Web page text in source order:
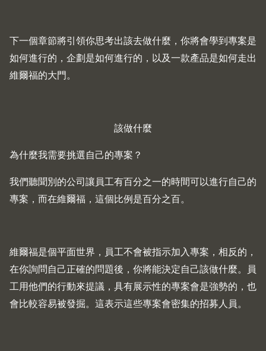
下一個章節將引領你思考出該去做什麼，你將會學到專案是
如何進行的，企劃是如何進行的，以及一款產品是如何走出
維爾福的大門。
該做什麼
為什麼我需要挑選自己的專案？
我們聽聞別的公司讓員工有百分之一的時間可以進行自己的
專案，而在維爾福，這個比例是百分之百。
維爾福是個平面世界，員工不會被指示加入專案，相反的，
在你詢問自己正確的問題後，你將能決定自己該做什麼。員
工用他們的行動來提議，具有展示性的專案會是強勢的，也
會比較容易被發掘。這表示這些專案會密集的招募人員。